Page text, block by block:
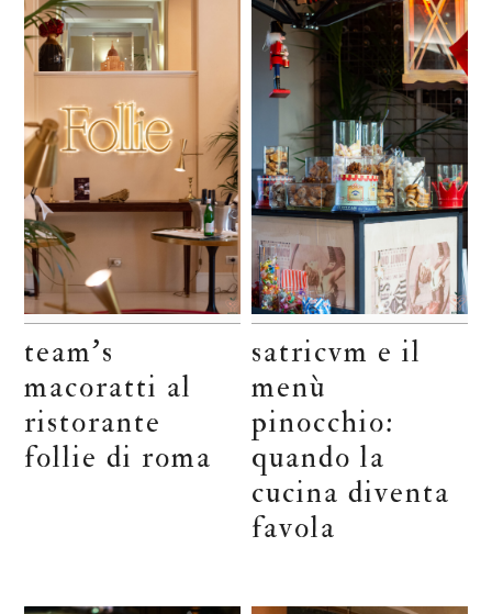
team’s
macoratti al
ristorante
follie di roma
satricvm e il
menù
pinocchio:
quando la
cucina diventa
favola